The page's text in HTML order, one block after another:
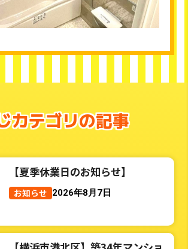
カテゴリの記事
【夏季休業日のお知らせ】
お知らせ 2026年8月7日